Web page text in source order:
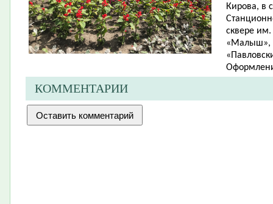
Кирова, в
сквере им.
«Малыш»,
КОММЕНТАРИИ